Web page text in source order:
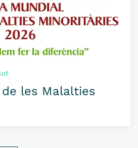
les Malalties